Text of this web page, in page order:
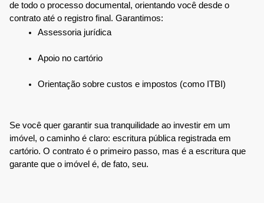
de todo o processo documental, orientando você desde o
contrato até o registro final. Garantimos:
Assessoria jurídica
Apoio no cartório
Orientação sobre custos e impostos (como ITBI)
Se você quer garantir sua tranquilidade ao investir em um
imóvel, o caminho é claro: escritura pública registrada em
cartório. O contrato é o primeiro passo, mas é a escritura que
garante que o imóvel é, de fato, seu.